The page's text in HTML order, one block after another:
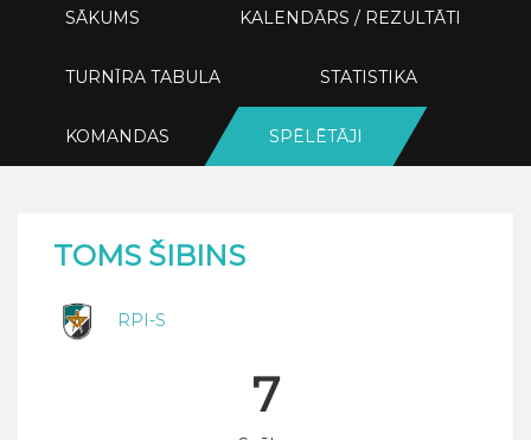
SĀKUMS KALENDĀRS / REZULTĀTI
TURNĪRA TABULA STATISTIKA
KOMANDAS SPĒLĒTĀJI
TOMS ŠIBINS
RPI-S
7